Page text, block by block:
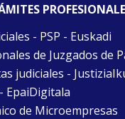
- PSP - Euskadi
de Juzgados de
judiciales -
EpaiDigitala
de Microempresas